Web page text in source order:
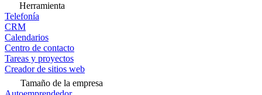
Herramienta
Telefonía
CRM
Calendarios
Centro de contacto
Tareas y proyectos
Creador de sitios web
Tamaño de la empresa